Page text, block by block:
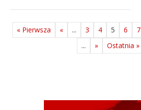
« Pierwsza « ... 3 4 5 6 7
...
» Ostatnia »